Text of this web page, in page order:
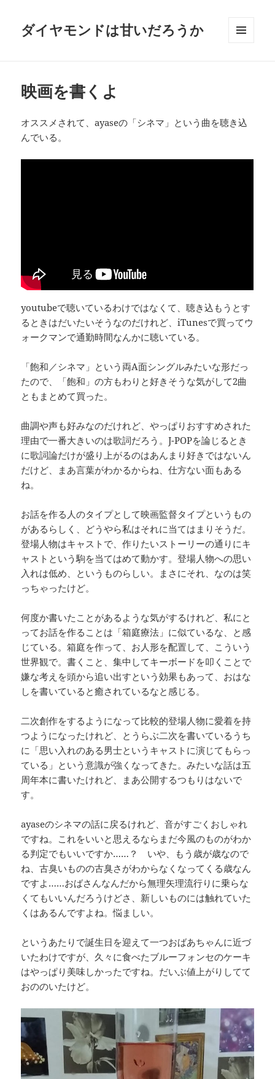
ダイヤモンドは甘いだろうか
映画を書くよ
オススメされて、ayaseの「シネマ」という曲を聴き込
んでいる。
youtubeで聴いているわけではなくて、聴き込もうとす
るときはだいたいそうなのだけれど、iTunesで買ってウ
ォークマンで通勤時間なんかに聴いている。
「飽和／シネマ」という両A面シングルみたいな形だっ
たので、「飽和」の方もわりと好きそうな気がして2曲
ともまとめて買った。
曲調や声も好みなのだけれど、やっぱりおすすめされた
理由で一番大きいのは歌詞だろう。J-POPを論じるとき
に歌詞論だけが盛り上がるのはあんまり好きではないん
だけど、まあ言葉がわかるからね、仕方ない面もある
ね。
お話を作る人のタイプとして映画監督タイプというもの
があるらしく、どうやら私はそれに当てはまりそうだ。
登場人物はキャストで、作りたいストーリーの通りにキ
ャストという駒を当てはめて動かす。登場人物への思い
入れは低め、というものらしい。まさにそれ、なのは笑
っちゃったけど。
何度か書いたことがあるような気がするけれど、私にと
ってお話を作ることは「箱庭療法」に似ているな、と感
じている。箱庭を作って、お人形を配置して、こういう
世界観で。書くこと、集中してキーボードを叩くことで
嫌な考えを頭から追い出すという効果もあって、おはな
しを書いていると癒されているなと感じる。
二次創作をするようになって比較的登場人物に愛着を持
つようになったけれど、とうらぶ二次を書いているうち
に「思い入れのある男士というキャストに演じてもらっ
ている」という意識が強くなってきた。みたいな話は五
周年本に書いたけれど、まあ公開するつもりはないで
す。
ayaseのシネマの話に戻るけれど、音がすごくおしゃれ
ですね。これをいいと思えるならまだ今風のものがわか
る判定でもいいですか……？ いや、もう歳が歳なので
ね、古臭いものの古臭さがわからなくなってくる歳なん
ですよ……おばさんなんだから無理矢理流行りに乗らな
くてもいいんだろうけどさ、新しいものには触れていた
くはあるんですよね。悩ましい。
というあたりで誕生日を迎えて一つおばあちゃんに近づ
いたわけですが、久々に食べたブルーフォンセのケーキ
はやっぱり美味しかったですね。だいぶ値上がりしてて
おののいたけど。